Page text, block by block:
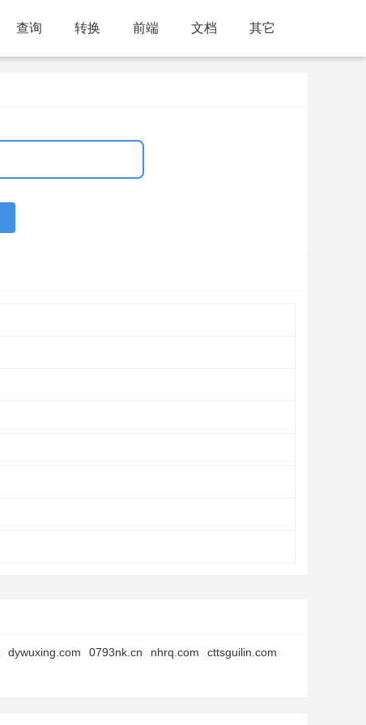
查询 转换 前端 文档 其它
dywuxing.com 0793nk.cn nhrq.com
cttsguilin.com